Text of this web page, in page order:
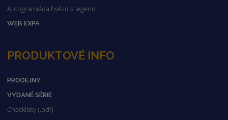
Autogramiáda hvězd a legend
WEB EXPA
PRODUKTOVÉ INFO
PRODEJNY
VYDANÉ SÉRIE
Checklisty (.pdf)